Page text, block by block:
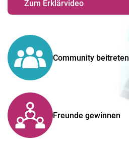
Zum Erklärvideo
Community beitreten
Freunde gewinnen